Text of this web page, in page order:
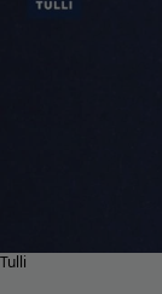
Tulli